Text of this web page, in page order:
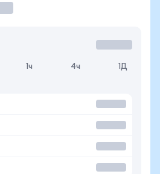
1ч 4ч 1Д